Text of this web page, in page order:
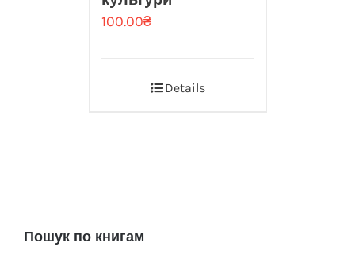
100.00₴
Details
Пошук по книгам